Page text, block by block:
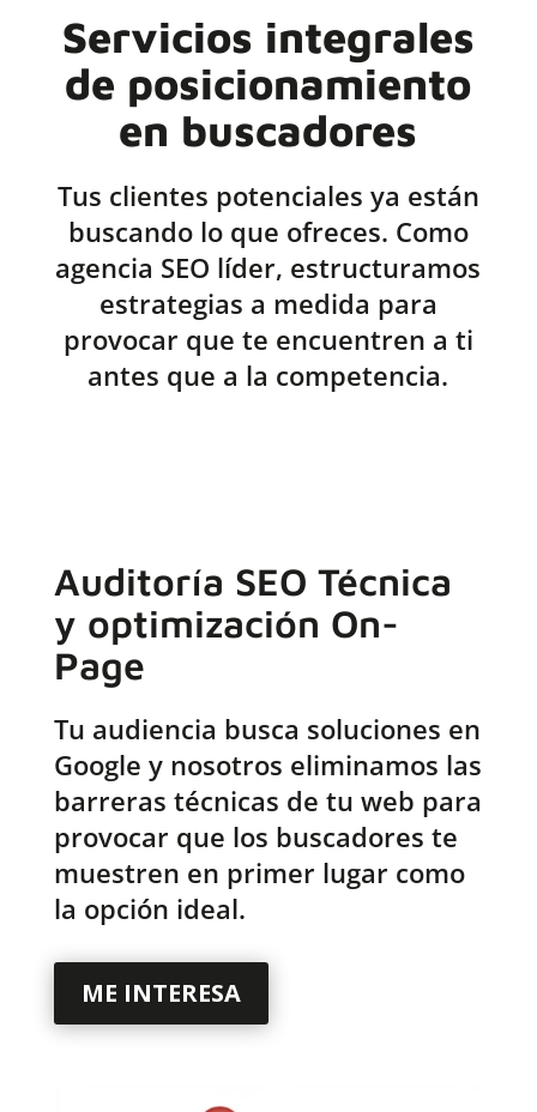
Servicios integrales
de posicionamiento
en buscadores
Tus clientes potenciales ya están
buscando lo que ofreces. Como
agencia SEO líder, estructuramos
estrategias a medida para
provocar que te encuentren a ti
antes que a la competencia.
Auditoría SEO Técnica
y optimización On-
Page
Tu audiencia busca soluciones en
Google y nosotros eliminamos las
barreras técnicas de tu web para
provocar que los buscadores te
muestren en primer lugar como
la opción ideal.
ME INTERESA